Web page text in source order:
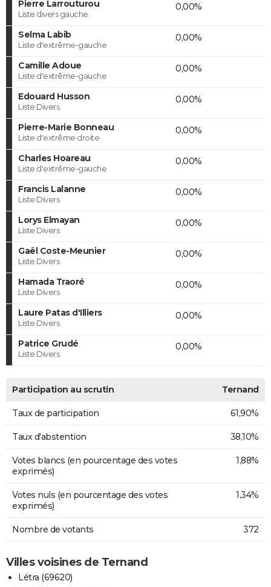
Pierre Larrouturou
Liste divers gauche
0,00%
Selma Labib
Liste d'extrême-gauche
0,00%
Camille Adoue
Liste d'extrême-gauche
0,00%
Edouard Husson
Liste Divers
0,00%
Pierre-Marie Bonneau
Liste d'extrême droite
0,00%
Charles Hoareau
Liste d'extrême-gauche
0,00%
Francis Lalanne
Liste Divers
0,00%
Lorys Elmayan
Liste Divers
0,00%
Gaël Coste-Meunier
Liste Divers
0,00%
Hamada Traoré
Liste Divers
0,00%
Laure Patas d'Illiers
Liste Divers
0,00%
Patrice Grudé
Liste Divers
0,00%
Participation au scrutin Ternand
Taux de participation 61,90%
Taux d'abstention 38,10%
Votes blancs (en pourcentage des votes
exprimés)
1,88%
Votes nuls (en pourcentage des votes
exprimés)
1,34%
Nombre de votants 372
Villes voisines de Ternand
Létra (69620)